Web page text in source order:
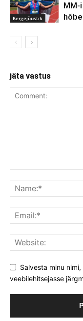
Kergejõustik
MM-
jäta vastus
Salvesta minu
veebilehitsejasse